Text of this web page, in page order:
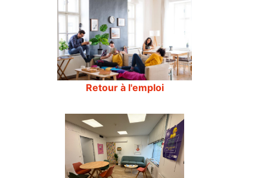
Retour à l'emploi